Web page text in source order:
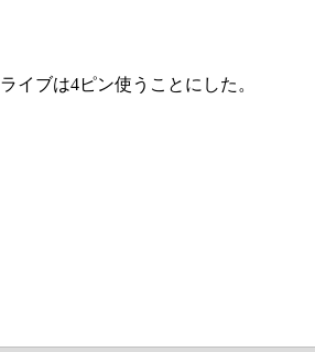
イブは4ピン使うことにした。